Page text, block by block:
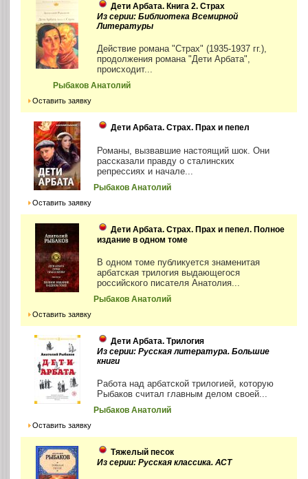
Дети Арбата. Книга 2. Страх
Из серии: Библиотека Всемирной
Литературы
Действие романа "Страх" (1935-1937 гг.),
продолжения романа "Дети Арбата",
происходит...
Рыбаков Анатолий
Оставить заявку
Дети Арбата. Страх. Прах и пепел
Романы, вызвавшие настоящий шок. Они
рассказали правду о сталинских
репрессиях и начале...
Рыбаков Анатолий
Оставить заявку
Дети Арбата. Страх. Прах и пепел. Полное
издание в одном томе
В одном томе публикуется знаменитая
арбатская трилогия выдающегося
российского писателя Анатолия...
Рыбаков Анатолий
Оставить заявку
Дети Арбата. Трилогия
Из серии: Русская литература. Большие
книги
Работа над арбатской трилогией, которую
Рыбаков считал главным делом своей...
Рыбаков Анатолий
Оставить заявку
Тяжелый песок
Из серии: Русская классика. АСТ